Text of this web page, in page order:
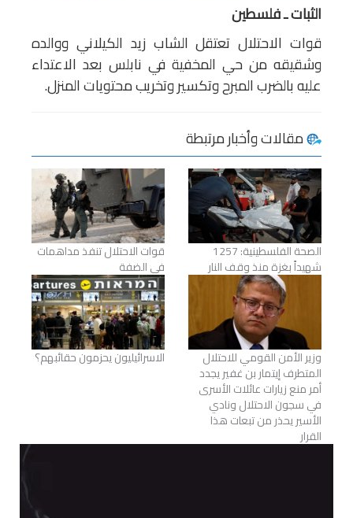
الثبات ـ فلسطين
قوات الاحتلال تعتقل الشاب زيد الكيلاني ووالده
وشقيقه من حي المخفية في نابلس بعد الاعتداء
عليه بالضرب المبرح وتكسير وتخريب محتويات المنزل.
مقالات وأخبار مرتبطة
الصحة الفلسطينية: 1257
شهيداً بغزة منذ وقف النار
قوات الاحتلال تنفذ مداهمات
في الضفة
وزير الأمن القومي للاحتلال
المتطرف إيتمار بن غفير يجدد
أمر منع زيارات عائلات الأسرى
في سجون الاحتلال ونادي
الأسير يحذر من تبعات هذا
القرار
الاسرائيليون يحزمون حقائبهم؟